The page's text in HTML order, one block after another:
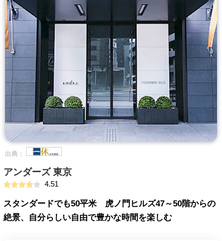
出典：
アンダーズ 東京
4.51
スタンダードでも50平米 虎ノ門ヒルズ47～50階からの
絶景、自分らしい自由で豊かな時間を楽しむ